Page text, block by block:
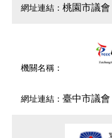
桃園市議會
臺中市議會